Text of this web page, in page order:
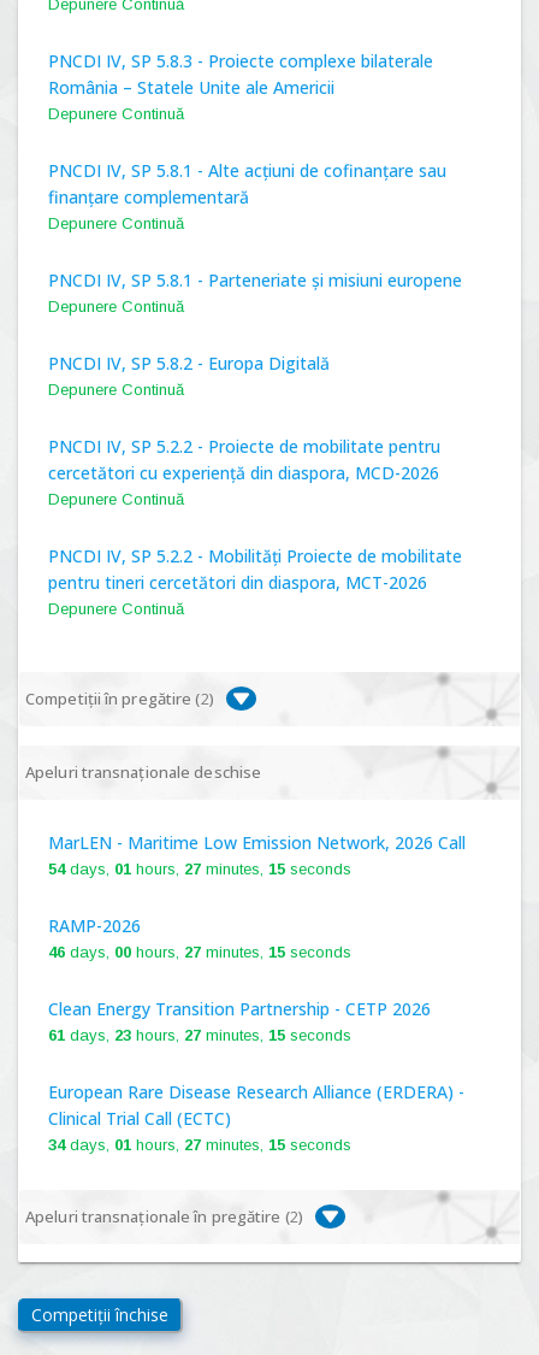
Depunere Continuă
PNCDI IV, SP 5.8.3 - Proiecte complexe bilaterale
România – Statele Unite ale Americii
Depunere Continuă
PNCDI IV, SP 5.8.1 - Alte acțiuni de cofinanțare sau
finanțare complementară
Depunere Continuă
PNCDI IV, SP 5.8.1 - Parteneriate și misiuni europene
Depunere Continuă
PNCDI IV, SP 5.8.2 - Europa Digitală
Depunere Continuă
PNCDI IV, SP 5.2.2 - Proiecte de mobilitate pentru
cercetători cu experiență din diaspora, MCD-2026
Depunere Continuă
PNCDI IV, SP 5.2.2 - Mobilități Proiecte de mobilitate
pentru tineri cercetători din diaspora, MCT-2026
Depunere Continuă
Competiții în pregătire (2)
PNCDI IV, P 5.1 - Proiecte Complexe de Cercetare de
PNCDI IV, SP 5.6.1 - Provocări - Schimbare, PPS2024
Apeluri transnaționale deschise
MarLEN - Maritime Low Emission Network, 2026 Call
54days, 01 hours, 27 minutes, 14 seconds
RAMP-2026
46 days, 00 hours, 27 minutes, 14 seconds
Clean Energy Transition Partnership - CETP 2026
61 days, 23 hours, 27 minutes, 14 seconds
European Rare Disease Research Alliance (ERDERA) -
Clinical Trial Call (ECTC)
34days, 01 hours, 27 minutes, 14 seconds
Apeluri transnaționale în pregătire (2)
biodiversitate, consecințe socio-ecologice și traiectorii
viitoare", Competiția 2026
Competiții închise